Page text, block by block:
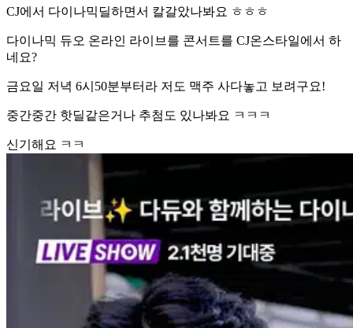
CJ에서 다이나믹딜하면서 칼갈았나봐요 ㅎㅎㅎ
다이나믹 듀오 온라인 라이브를 콘서트를 CJ온스타일에서 하
네요?
금요일 저녁 6시50분부터라 저도 맥주 사다놓고 보려구요!
중간중간 핫딜같은거나 추첨도 있나봐요 ㅋㅋㅋ
신기해요 ㅋㅋ